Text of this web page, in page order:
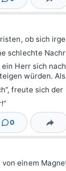
ob sich
schlechte
Herr sich
würden.
freute sich
0
Kommentare
einem